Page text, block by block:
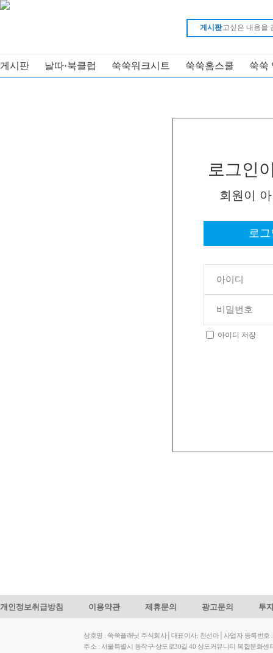
게시판
게시판 날따·북클럽 쑥쑥워크시트 쑥쑥홈스쿨 쑥쑥
로그인
회원이
로
아이디 저장
개인정보취급방침 이용약관 제휴문의 광고문의 투
상호명 : 쑥쑥플래닛 주식회사│대표이사: 천선아│사업자 등록번호
주소 : 서울특별시 동작구 상도로30길 40 상도커뮤니티 복합문화